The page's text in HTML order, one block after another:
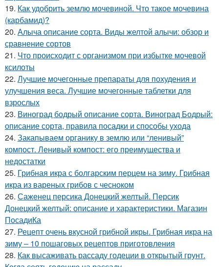
19. Как удобрить землю мочевиной. Что такое мочевина
(карбамид)?
20. Алыча описание сорта. Виды желтой алычи: обзор и
сравнение сортов
21. Что происходит с организмом при избытке мочевой
ксилоты
22. Лучшие мочегонные препараты для похудения и
улучшения веса. Лучшие мочегонные таблетки для
взрослых
23. Виноград бодрый описание сорта. Виноград Бодрый:
описание сорта, правила посадки и способы ухода
24. Закапываем органику в землю или “ленивый”
компост. Ленивый компост: его преимущества и
недостатки
25. Грибная икра с болгарским перцем на зиму. Грибная
икра из вареных грибов с чесноком
26. Саженец персика Донецкий желтый. Персик
Донецкий желтый: описание и характеристики. Магазин
ПосадиКа
27. Рецепт очень вкусной грибной икры. Грибная икра на
зиму – 10 пошаговых рецептов приготовления
28. Как высаживать рассаду годеции в открытый грунт.